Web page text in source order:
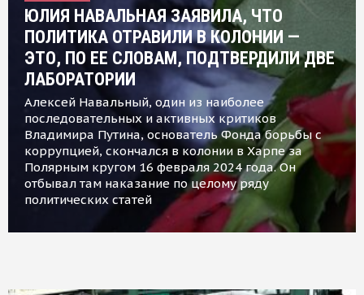
ЮЛИЯ НАВАЛЬНАЯ ЗАЯВИЛА, ЧТО
ПОЛИТИКА ОТРАВИЛИ В КОЛОНИИ —
ЭТО, ПО ЕЕ СЛОВАМ, ПОДТВЕРДИЛИ ДВЕ
ЛАБОРАТОРИИ
Алексей Навальный, один из наиболее
последовательных и активных критиков
Владимира Путина, основатель Фонда борьбы с
коррупцией, скончался в колонии в Харпе за
Полярным кругом 16 февраля 2024 года. Он
отбывал там наказание по целому ряду
политических статей